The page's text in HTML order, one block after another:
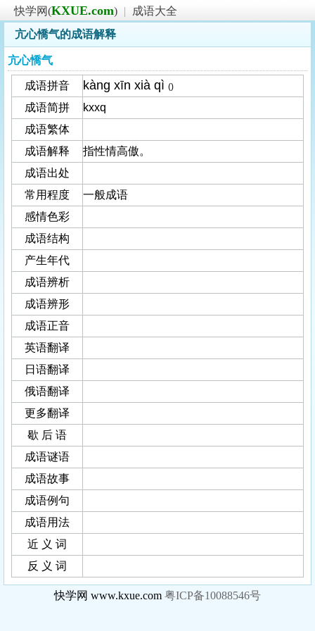
快学网(KXUE.com) |
成语大全
亢心憍气的成语解释
亢心憍气
成语拼音 kàng xīn xià qì ()
成语简拼
kxxq
成语繁体
成语解释
指性情高傲。
成语出处
常用程度
一般成语
感情色彩
成语结构
产生年代
成语辨析
成语辨形
成语正音
英语翻译
日语翻译
俄语翻译
更多翻译
歇 后 语
成语谜语
成语故事
成语例句
成语用法
近 义 词
反 义 词
快学网 www.kxue.com 粤ICP备10088546号